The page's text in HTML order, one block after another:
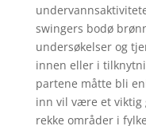
swingers bodø
undersøkelser og
innen eller i
partene måtte bli
inn vil være et
rekke områder i